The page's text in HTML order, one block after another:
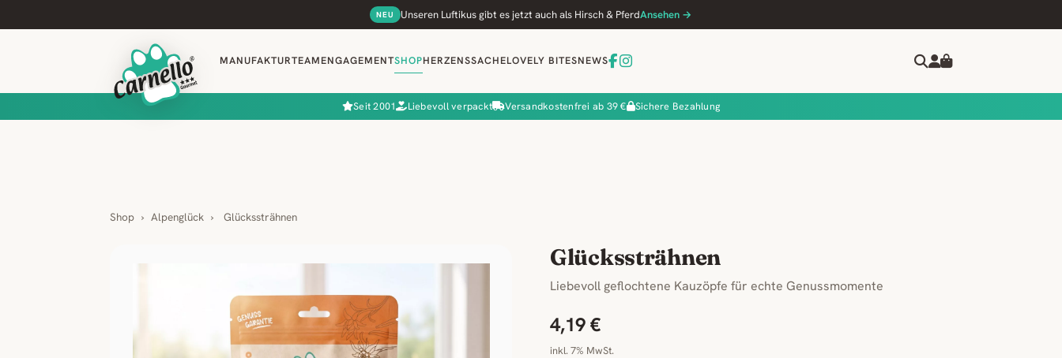
NEU Unseren Luftikus gibt es jetzt auch als Hirsch & PferdAnsehen →
MANUFAKTURTEAMENGAGEMENTSHOPHERZENSSACHELOVELY BITESNEWS
Seit 2001 Liebevoll verpackt Versandkostenfrei ab 39 € Sichere Bezahlung
Shop › Alpenglück › Glückssträhnen
Glückssträhnen
Liebevoll geflochtene Kauzöpfe für echte Genussmomente
4,19 €
inkl. 7% MwSt.